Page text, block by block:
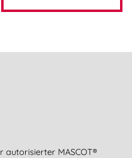
autorisierter MASCOT®